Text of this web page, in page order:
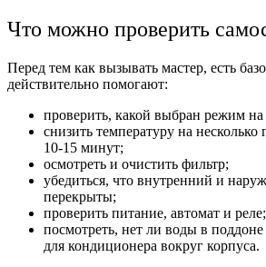
Что можно проверить
Перед тем как вызывать мастер, есть
действительно помогают:
проверить, какой выбран режим на
снизить температуру на несколько
10-15 минут;
осмотреть и очистить фильтр;
убедиться, что внутренний и
перекрыты;
проверить питание, автомат и реле;
посмотреть, нет ли воды в поддоне
для кондиционера вокруг корпуса.